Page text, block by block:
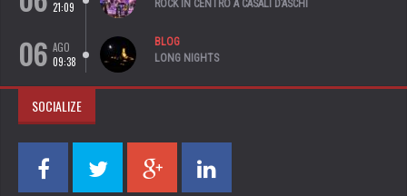
21:09
ROCK IN CENTRO A CASALI D’ASCHI
06 AGO
09:38
BLOG
LONG NIGHTS
SOCIALIZE